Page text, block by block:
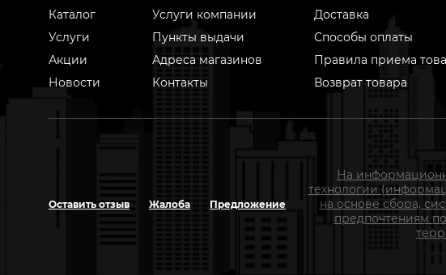
Каталог
Услуги
Акции
Новости
Услуги компании
Пункты выдачи
Адреса магазинов
Контакты
Доставка
Способы оплаты
Правила приема
Возврат товара
Оставить отзыв Жалоба Предложение
На
технологии
на основе сбора,
предпочтениям